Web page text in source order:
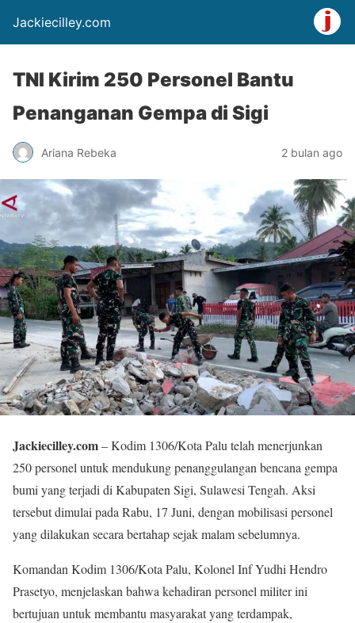
Jackiecilley.com
TNI Kirim 250 Personel Bantu
Penanganan Gempa di Sigi
Ariana Rebeka 2 bulan ago
Jackiecilley.com– Kodim 1306/Kota Palu telah menerjunkan
250 personel untuk mendukung penanggulangan bencana gempa
bumi yang terjadi di Kabupaten Sigi, Sulawesi Tengah. Aksi
tersebut dimulai pada Rabu, 17 Juni, dengan mobilisasi personel
yang dilakukan secara bertahap sejak malam sebelumnya.
Komandan Kodim 1306/Kota Palu, Kolonel Inf Yudhi Hendro
Prasetyo, menjelaskan bahwa kehadiran personel militer ini
bertujuan untuk membantu masyarakat yang terdampak,